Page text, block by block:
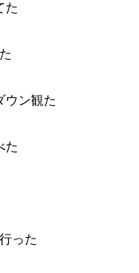
た
ウン観た
た
った